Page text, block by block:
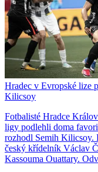
Hradec v Evropské lize
Kilicsoy
Fotbalisté Hradce
ligy podlehli doma
rozhodl Semih Kilicsoy.
český křídelník Václav
Kassouma Ouattary.